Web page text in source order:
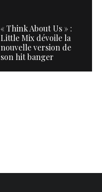
« Think About Us » :
Little Mix dévoile la
nouvelle version de
son hit banger